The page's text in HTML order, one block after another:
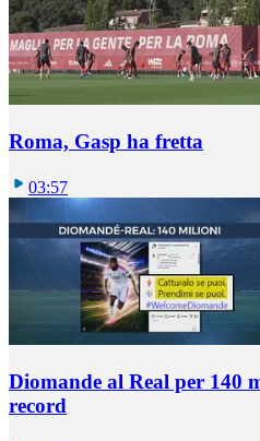
Roma, Gasp ha fretta
03:57
Diomande al Real per 140
record